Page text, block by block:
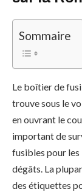
Sommaire
Le boîtier de
trouve sous le
en ouvrant le
important de
fusibles pour les
dégâts. La
des étiquettes